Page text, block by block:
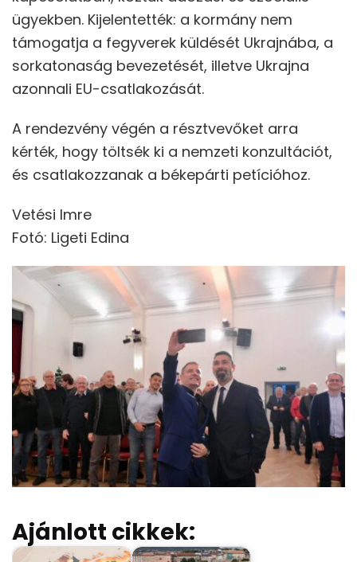
ügyekben. Kijelentették: a kormány nem
támogatja a fegyverek küldését Ukrajnába, a
sorkatonaság bevezetését, illetve Ukrajna
azonnali EU-csatlakozását.
A rendezvény végén a résztvevőket arra
kérték, hogy töltsék ki a nemzeti konzultációt,
és csatlakozzanak a békepárti petícióhoz.
Vetési Imre
Fotó: Ligeti Edina
Ajánlott cikkek: